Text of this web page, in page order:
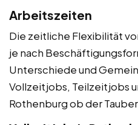
Arbeitszeiten
Die zeitliche Flexibilität
je nach
Unterschiede und
Vollzeitjobs, Teilzeitjobs
Rothenburg ob der